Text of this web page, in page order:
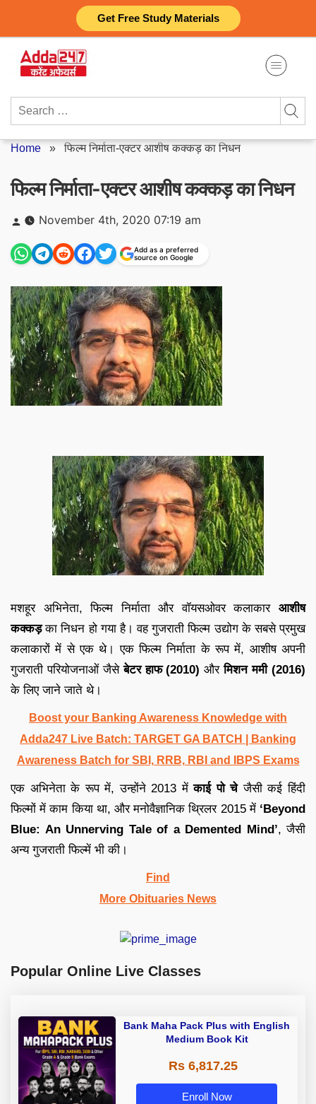
Get Free Study Materials
content
Search
Home »फिल्म निर्माता-एक्टर आशीष कक्कड़ का निधन
फिल्म निर्माता-एक्टर आशीष कक्कड़ का निधन
Posted
by
November 4th, 2020 07:19 am
Add as a preferred
source on Google
मशहूर अभिनेता, फिल्म निर्माता और वॉयसओवर कलाकार आशीष
कक्कड़का निधन हो गया है। वह गुजराती फिल्म उद्योग के सबसे प्रमुख
कलाकारों में से एक थे। एक फिल्म निर्माता के रूप में, आशीष अपनी
गुजराती परियोजनाओं जैसेबेटर हाफ (2010) औरमिशन ममी (2016)
के लिए जाने जाते थे।
Boost your Banking Awareness Knowledge with
Adda247 Live Batch: TARGET GA BATCH
| Banking
Awareness Batch for SBI, RRB, RBI and IBPS Exams
एक अभिनेता के रूप में, उन्होंने 2013 मेंकाई पो चेजैसी कई हिंदी
फिल्मों में काम किया था, और मनोवैज्ञानिक थ्रिलर 2015 में ‘Beyond
Blue: An Unnerving Tale of a Demented Mind’, जैसी
अन्य गुजराती फिल्में भी की।
Find
More Obituaries News
Popular Online Live Classes
Bank Maha Pack Plus with English
Medium Book Kit
Rs 6,817.25
Enroll Now